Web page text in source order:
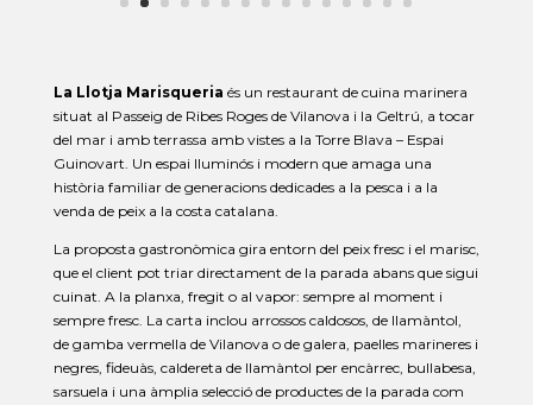
La Llotja Marisqueria és un restaurant de cuina marinera
situat al Passeig de Ribes Roges de Vilanova i la Geltrú, a tocar
del mar i amb terrassa amb vistes a la Torre Blava – Espai
Guinovart. Un espai lluminós i modern que amaga una
història familiar de generacions dedicades a la pesca i a la
venda de peix a la costa catalana.
La proposta gastronòmica gira entorn del peix fresc i el marisc,
que el client pot triar directament de la parada abans que sigui
cuinat. A la planxa, fregit o al vapor: sempre al moment i
sempre fresc. La carta inclou arrossos caldosos, de llamàntol,
de gamba vermella de Vilanova o de galera, paelles marineres i
negres, fideuàs, caldereta de llamàntol per encàrrec, bullabesa,
sarsuela i una àmplia selecció de productes de la parada com